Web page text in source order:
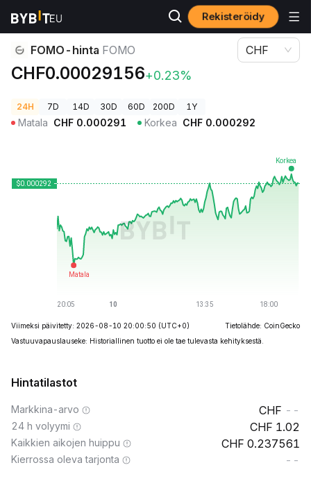
Rekisteröidy
Kryptohinnat
FOMO-hinta FOMO
CHF0.00029156+0.23%
CHF
24H 7D 14D 30D 60D 200D 1Y
Matala CHF 0.000291 Korkea CHF 0.000292
Viimeksi päivitetty: 2026-08-10 20:00:50 (UTC+0)
Tietolähde: CoinGecko
Vastuuvapauslauseke: Historiallinen tuotto ei ole tae tulevasta kehityksestä.
Hintatilastot
Markkina-arvo --
24 h volyymi 1.02
Kaikkien aikojen huippu 0.237561
Kierrossa oleva tarjonta --